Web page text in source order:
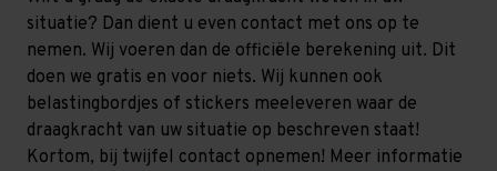
situatie? Dan dient u even contact met ons op te
nemen. Wij voeren dan de officiële berekening uit. Dit
doen we gratis en voor niets. Wij kunnen ook
belastingbordjes of stickers meeleveren waar de
draagkracht van uw situatie op beschreven staat!
Kortom, bij twijfel contact opnemen! Meer informatie